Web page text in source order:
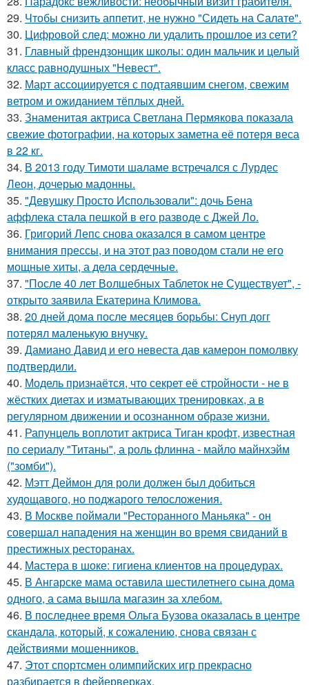
29. Чтобы снизить аппетит, не нужно "Сидеть на Салате".
30. Цифровой след: можно ли удалить прошлое из сети?
31. Главный френдзонщик школы: один мальчик и целый
класс равнодушных "Невест".
32. Март ассоциируется с подтаявшим снегом, свежим
ветром и ожиданием тёплых дней.
33. Знаменитая актриса Светлана Пермякова показала
свежие фотографии, на которых заметна её потеря веса
в 22 кг.
34. В 2013 году Тимоти шаламе встречался с Лурдес
Леон, дочерью мадонны.
35. "Девушку Просто Использовали": дочь Бена
аффлека стала пешкой в его разводе с Джей Ло.
36. Григорий Лепс снова оказался в самом центре
внимания прессы, и на этот раз поводом стали не его
мощные хиты, а дела сердечные.
37. "После 40 лет Волшебных Таблеток не Существует", -
открыто заявила Екатерина Климова.
38. 20 дней дома после месяцев борьбы: Снуп догг
потерял маленькую внучку.
39. Дамиано Давид и его невеста дав камерон помолвку
подтвердили.
40. Модель признаётся, что секрет её стройности - не в
жёстких диетах и изматывающих тренировках, а в
регулярном движении и осознанном образе жизни.
41. Рапунцель воплотит актриса Тиган крофт, известная
по сериалу "Титаны", а роль флинна - майло майнхэйм
("зомби").
42. Мэтт Деймон для роли должен был добиться
худощавого, но поджарого телосложения.
43. В Москве поймали "Ресторанного Маньяка" - он
совершал нападения на женщин во время свиданий в
престижных ресторанах.
44. Мастера в шоке: гигиена клиентов на процедурах.
45. В Ангарске мама оставила шестилетнего сына дома
одного, а сама вышла магазин за хлебом.
46. В последнее время Ольга Бузова оказалась в центре
скандала, который, к сожалению, снова связан с
действиями мошенников.
47. Этот спортсмен олимпийских игр прекрасно
разбирается в фейерверках.